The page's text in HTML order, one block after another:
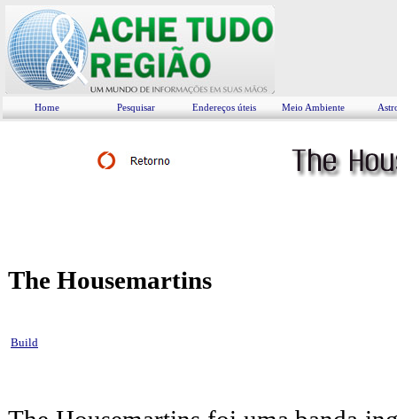
Home Pesquisar Endereços úteis Meio Ambiente
The Housemartins
Build